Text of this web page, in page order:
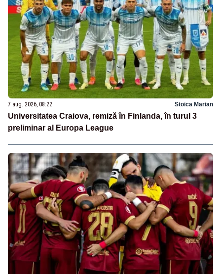
7 aug. 2026, 08:22 Stoica Marian
Universitatea Craiova, remiză în Finlanda, în turul 3
preliminar al Europa League